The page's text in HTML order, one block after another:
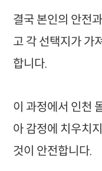
결국 본인의 안전
고 각 선택지가 가
합니다.
이 과정에서 인천
아 감정에 치우치
것이 안전합니다.